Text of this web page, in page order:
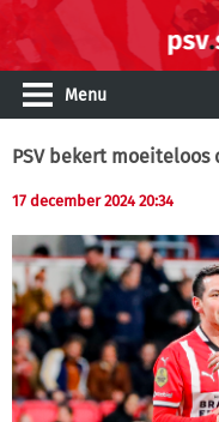
Menu
PSV bekert moeiteloos
17 december 2024 20:34